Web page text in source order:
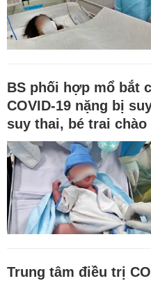
BS phối hợp mổ bắt
COVID-19 nặng bị
suy thai, bé trai
Trung tâm điều trị